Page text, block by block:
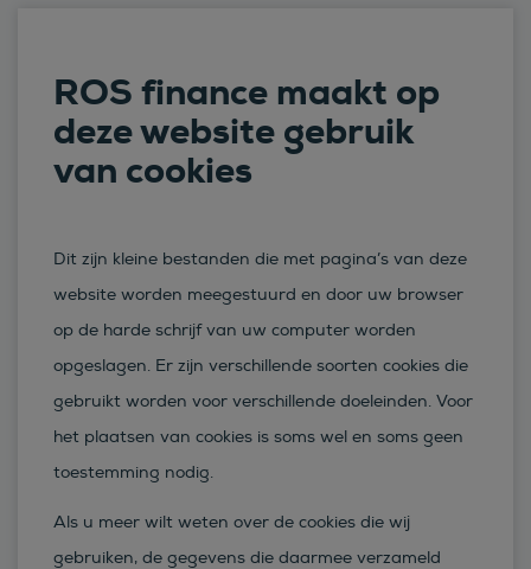
ROS finance maakt op
deze website gebruik
van cookies
Dit zijn kleine bestanden die met pagina’s van deze
website worden meegestuurd en door uw browser
op de harde schrijf van uw computer worden
opgeslagen. Er zijn verschillende soorten cookies die
gebruikt worden voor verschillende doeleinden. Voor
het plaatsen van cookies is soms wel en soms geen
toestemming nodig.
Als u meer wilt weten over de cookies die wij
gebruiken, de gegevens die daarmee verzameld